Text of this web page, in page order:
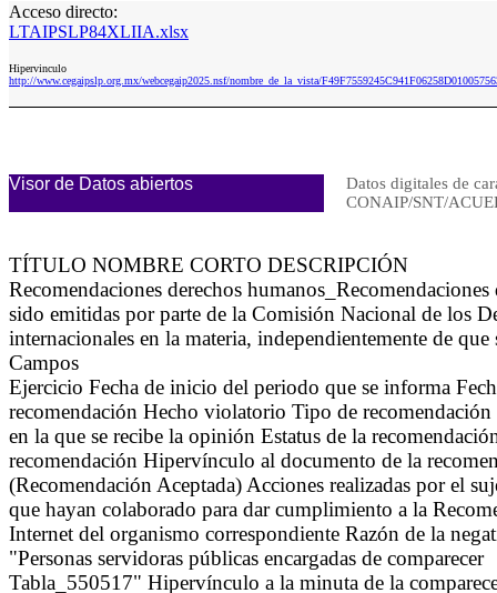
Acceso directo:
LTAIPSLP84XLIIA.xlsx
Hipervinculo
http://www.cegaipslp.org.mx/webcegaip2025.nsf/nombre_de_la_vista/
Visor de Datos abiertos
Datos digitales de
CONAIP/SNT/
TÍTULO NOMBRE CORTO DESCRIPCIÓN
Recomendaciones derechos
sido emitidas por parte de la Comisión Nacional de los
internacionales en la materia, independientemente de
Campos
Ejercicio Fecha de inicio del periodo que se informa
recomendación Hecho violatorio Tipo de
en la que se recibe la opinión Estatus de la
recomendación Hipervínculo al documento de la
(Recomendación Aceptada) Acciones realizadas por el
que hayan colaborado para dar cumplimiento a la
Internet del organismo correspondiente Razón de la
"Personas servidoras públicas encargadas de comparecer
Tabla_550517" Hipervínculo a la minuta de la